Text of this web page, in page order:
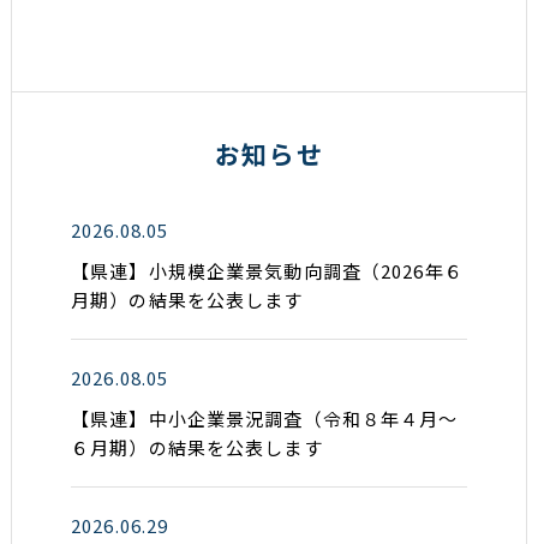
お知らせ
2026.08.05
【県連】小規模企業景気動向調査（2026年６
月期）の結果を公表します
2026.08.05
【県連】中小企業景況調査（令和８年４月～
６月期）の結果を公表します
2026.06.29